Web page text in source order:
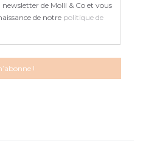
de Molli & Co et vous
de notre politique de